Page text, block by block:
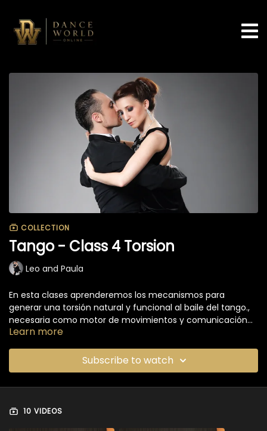
COLLECTION
Tango - Class 4 Torsion
Leo and Paula
En esta clases aprenderemos los mecanismos para
generar una torsión natural y funcional al baile del tango.,
necesaria como motor de movimientos y comunicación
en la pareja de baile.
Learn more
Subscribe to watch
10 VIDEOS